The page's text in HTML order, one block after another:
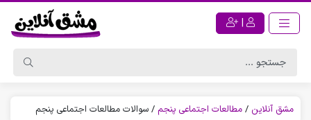
|
مشق آنلاین / مطالعات اجتماعی پنجم / سوالات مطالعات اجتماعی پنجم